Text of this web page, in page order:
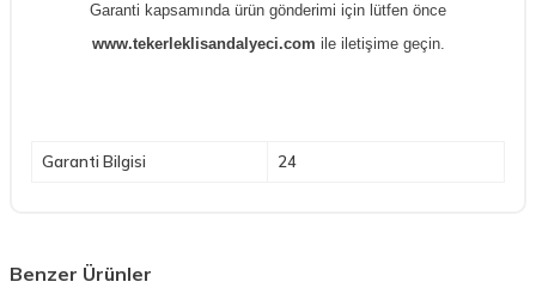
Garanti kapsamında ürün gönderimi için lütfen önce
www.tekerleklisandalyeci.com ile iletişime geçin.
Garanti Bilgisi 24
Benzer Ürünler